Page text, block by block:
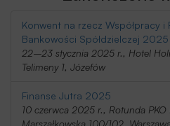
Konwent na rzecz Współpracy i
Bankowości Spółdzielczej 2025
22–23 stycznia 2025 r., Hotel
Telimeny 1, Józefów
Finanse Jutra 2025
10 czerwca 2025 r., Rotunda PKO
Marszałkowska 100/102, Warszawa